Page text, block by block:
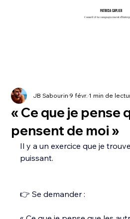
PATRICIA CAPLIER
PATRICIA CAPLIER
Conseil & Accompagnement
Conseil & Accompagnement
« Ce que je pense
pensent de moi »
JB Sabourin9 févr.1 min de
Il y a un exercice que je
puissant.
👉 Se demander :